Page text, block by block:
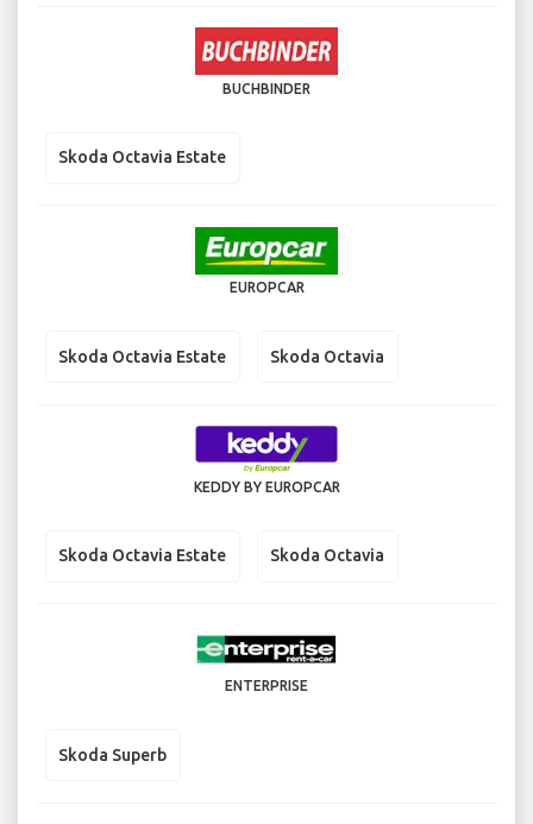
BUCHBINDER
Skoda Octavia Estate
EUROPCAR
Skoda Octavia Estate Skoda Octavia
KEDDY BY EUROPCAR
Skoda Octavia Estate Skoda Octavia
ENTERPRISE
Skoda Superb